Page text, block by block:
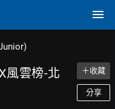
風雲榜-北
＋收藏
分享